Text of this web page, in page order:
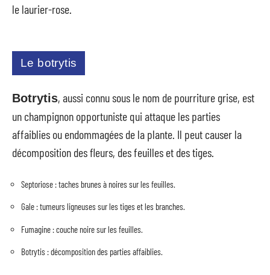
le laurier-rose.
Le botrytis
Botrytis, aussi connu sous le nom de pourriture grise, est
un champignon opportuniste qui attaque les parties
affaiblies ou endommagées de la plante. Il peut causer la
décomposition des fleurs, des feuilles et des tiges.
Septoriose : taches brunes à noires sur les feuilles.
Gale : tumeurs ligneuses sur les tiges et les branches.
Fumagine : couche noire sur les feuilles.
Botrytis : décomposition des parties affaiblies.